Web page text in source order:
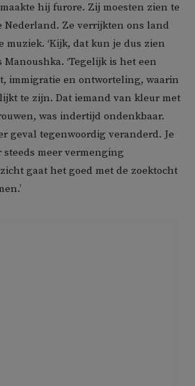
hij furore. Zij moesten zien te
Ze verrijkten ons land
‘Kijk, dat kun je dus zien
Manoushka. ‘Tegelijk is het een
immigratie en ontworteling, waarin
te zijn. Dat iemand van kleur met
was indertijd ondenkbaar.
geval tegenwoordig veranderd. Je
meer vermenging
gaat het goed met de zoektocht